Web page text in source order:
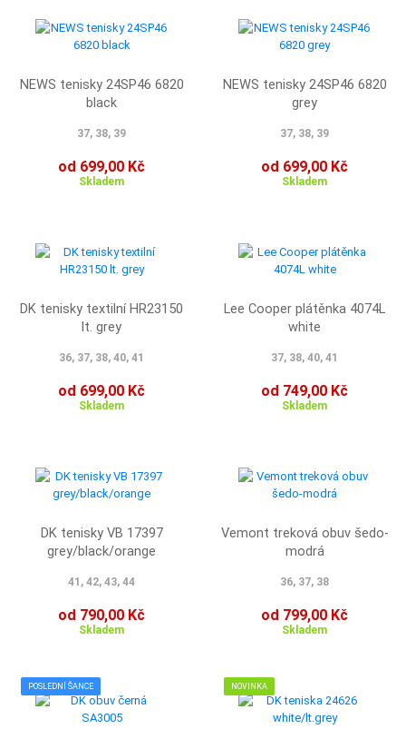
NEWS tenisky 24SP46 6820
black
37, 38, 39
od 699,00 Kč
Skladem
NEWS tenisky 24SP46 6820
grey
37, 38, 39
od 699,00 Kč
Skladem
DK tenisky textilní HR23150
lt. grey
36, 37, 38, 40, 41
od 699,00 Kč
Skladem
Lee Cooper plátěnka 4074L
white
37, 38, 40, 41
od 749,00 Kč
Skladem
DK tenisky VB 17397
grey/black/orange
41, 42, 43, 44
od 790,00 Kč
Skladem
Vemont treková obuv šedo-
modrá
36, 37, 38
od 799,00 Kč
Skladem
POSLEDNÍ ŠANCE NOVINKA